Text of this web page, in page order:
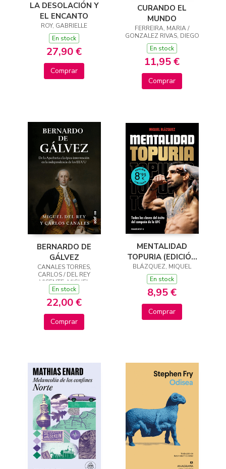
LA DESOLACIÓN Y
EL ENCANTO
ROY, GABRIELLE
En stock
27,90 €
Comprar
CURANDO EL
MUNDO
FERREIRA, MARIA /
GONZALEZ RIVAS, DIEGO
En stock
11,95 €
Comprar
BERNARDO DE
GÁLVEZ
CANALES TORRES,
CARLOS / DEL REY
VICENTE, MIGUEL
En stock
22,00 €
Comprar
MENTALIDAD
TOPURIA (EDICIÓN
LIMITADA)
BLÁZQUEZ, MIQUEL
En stock
8,95 €
Comprar